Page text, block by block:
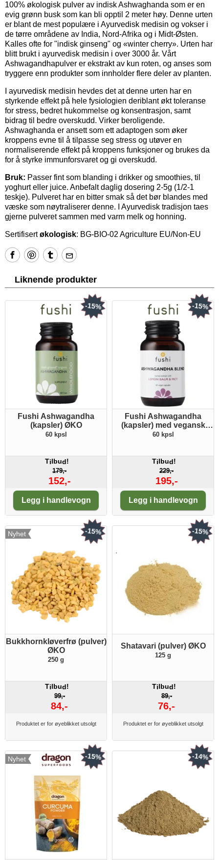
100% økologisk pulver av indisk Ashwaghanda som er en
evig grønn busk som kan bli opptil 2 meter høy. Denne urten
er blant de mest populære i Ayurvedisk medisin og vokser i
de tørre områdene av India, Nord-Afrika og i Midt-Østen.
Kalles ofte for "indisk ginseng" og «winter cherry». Urten har
blitt brukt i ayurvedisk medisin i over 3000 år. Vårt
Ashwagandhapulver er ekstrakt av kun roten, og anses som
tryggere enn produkter som innholder flere deler av planten.
I ayurvedisk medisin hevdes det at denne urten har en
styrkende effekt på hele fysiologien deriblant økt toleranse
for stress, bedret hukommelse og konsentrasjon, samt
bidrag til bedre overskudd. Virker beroligende.
Ashwaghanda er ansett som ett adaptogen som øker
kroppens evne til å tilpasse seg stress og utøver en
normaliserende effekt på kroppens funksjoner og brukes da
for å styrke immunforsvaret og gi overskudd.
Bruk: Passer fint som blanding i drikker og smoothies, til
yoghurt eller juice. Anbefalt daglig dosering 2-5g (1/2-1
teskje). Pulveret har en bitter smak så det bør blandes med
væske som nøytraliserer denne. I Ayurvedisk tradisjon taes
gjerne pulveret sammen med varm melk og honning.
Sertifisertøkologisk: BG-BIO-02 Agriculture EU/Non-EU
Liknende produkter
Fushi Ashwagandha
(kapsler) ØKO
60 kpsl
Tilbud!
179,-
152,-
-15%
Legg i handlevogn
Fushi Ashwagandha
(kapsler) med vegansk
MCT
60 kpsl
Tilbud!
229,-
195,-
-15%
Legg i handlevogn
Nyhet
Bukkhornkløverfrø (pulver)
ØKO
250 g
Tilbud!
99,-
84,-
-15%
Produktet er for øyeblikket utsolgt
Shatavari (pulver) ØKO
125 g
Tilbud!
89,-
76,-
-15%
Produktet er for øyeblikket utsolgt
Nyhet -15% -14%